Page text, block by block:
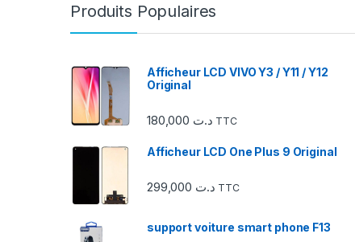
Produits Populaires
Afficheur LCD VIVO Y3 / Y11 / Y12
Original
د.ت TTC
Afficheur LCD One Plus 9 Original
د.ت TTC
support voiture smart phone F13